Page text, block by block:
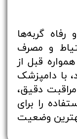
گربه‌ها
و مصرف
قبل از
با دامپزشک
دقیق،
را برای
وضعیت